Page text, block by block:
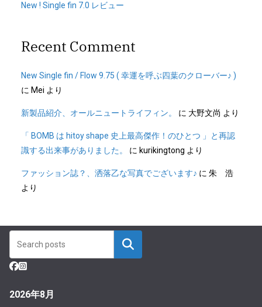
New ! Single fin 7.0 レビュー
Recent Comment
New Single fin / Flow 9.75 ( 幸運を呼ぶ四葉のクローバー♪ )
に Mei より
新製品紹介、オールニュートライフィン。 に 大野文尚 より
「 BOMB は hitoy shape 史上最高傑作！のひとつ 」と再認
識する出来事がありました。
に kurikingtong より
ファッション誌？、洒落乙な写真でございます♪ に 朱 浩
より
2026年8月